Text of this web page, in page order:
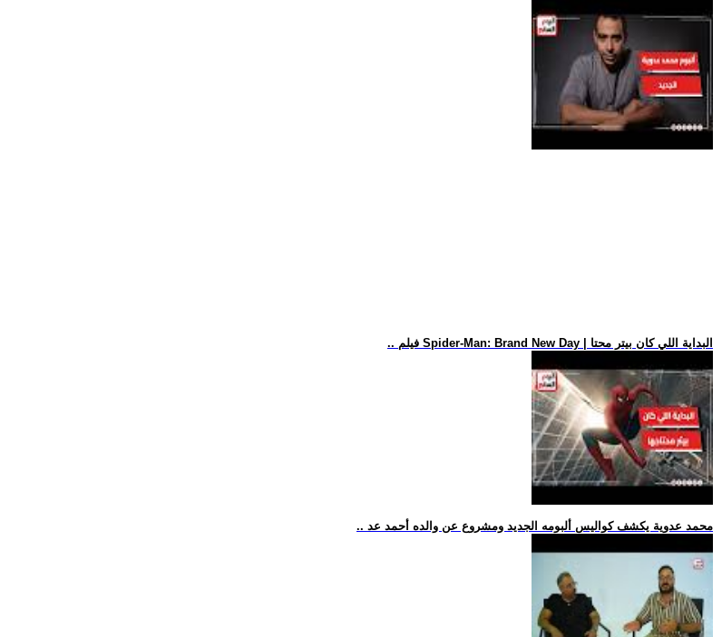
.. فيلم Spider-Man: Brand New Day | البداية اللي كان بيتر محتا
.. محمد عدوية يكشف كواليس ألبومه الجديد ومشروع عن والده أحمد عد